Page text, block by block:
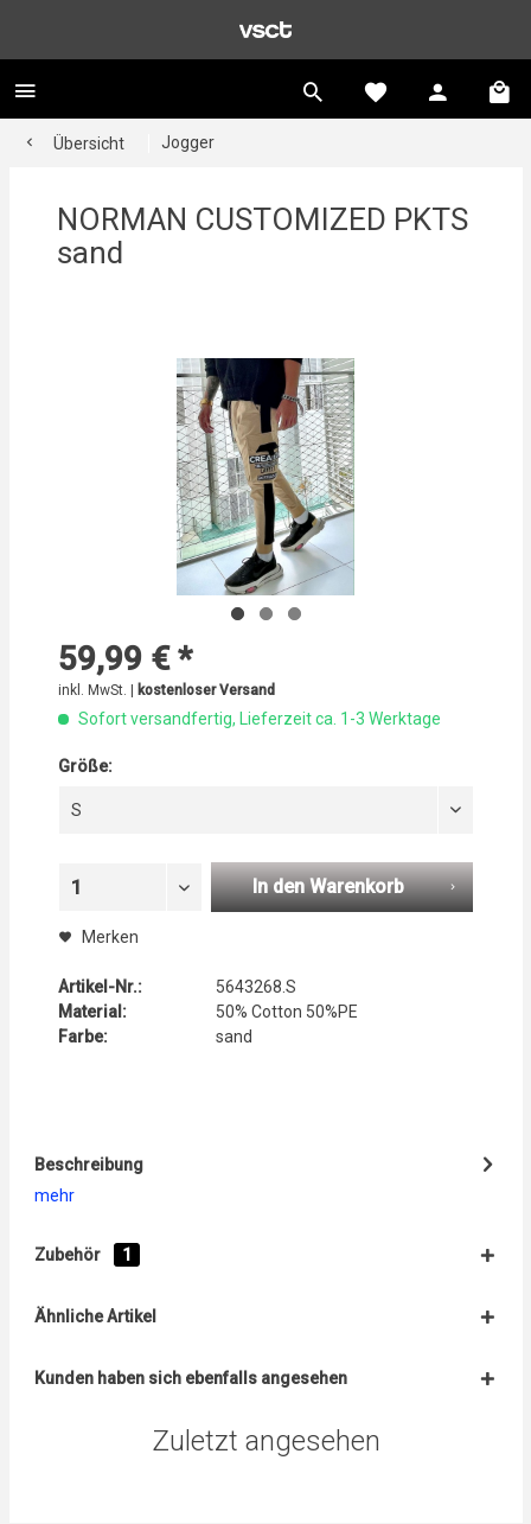
Übersicht Jogger
NORMAN CUSTOMIZED PKTS
sand
59,99 € *
inkl. MwSt. | kostenloser Versand
Sofort versandfertig, Lieferzeit ca. 1-3 Werktage
Größe:
S
1 In den Warenkorb
Merken
Artikel-Nr.:
5643268.S
Material:
50% Cotton 50%PE
Farbe:
sand
Beschreibung
mehr
Zubehör 1
Ähnliche Artikel
Kunden haben sich ebenfalls angesehen
Zuletzt angesehen